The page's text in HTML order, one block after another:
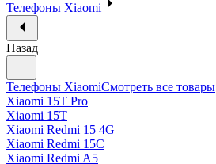
Телефоны Xiaomi
Назад
Телефоны XiaomiСмотреть все товары
Xiaomi 15T Pro
Xiaomi 15T
Xiaomi Redmi 15 4G
Xiaomi Redmi 15C
Xiaomi Redmi A5